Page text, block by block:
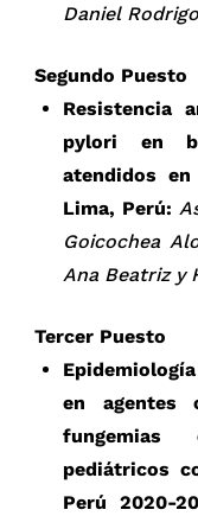
Daniel
Segundo Puesto
Resistencia
pylori en
atendidos
Lima, Perú:
Goicochea
Ana Beatriz y
Tercer Puesto
en agentes
fungemias
pediátricos
Perú 2020-